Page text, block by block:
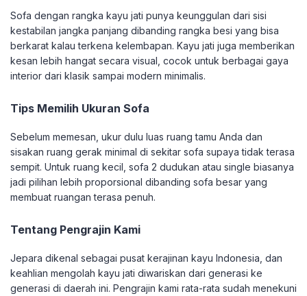
Sofa dengan rangka kayu jati punya keunggulan dari sisi
kestabilan jangka panjang dibanding rangka besi yang bisa
berkarat kalau terkena kelembapan. Kayu jati juga memberikan
kesan lebih hangat secara visual, cocok untuk berbagai gaya
interior dari klasik sampai modern minimalis.
Tips Memilih Ukuran Sofa
Sebelum memesan, ukur dulu luas ruang tamu Anda dan
sisakan ruang gerak minimal di sekitar sofa supaya tidak terasa
sempit. Untuk ruang kecil, sofa 2 dudukan atau single biasanya
jadi pilihan lebih proporsional dibanding sofa besar yang
membuat ruangan terasa penuh.
Tentang Pengrajin Kami
Jepara dikenal sebagai pusat kerajinan kayu Indonesia, dan
keahlian mengolah kayu jati diwariskan dari generasi ke
generasi di daerah ini. Pengrajin kami rata-rata sudah menekuni